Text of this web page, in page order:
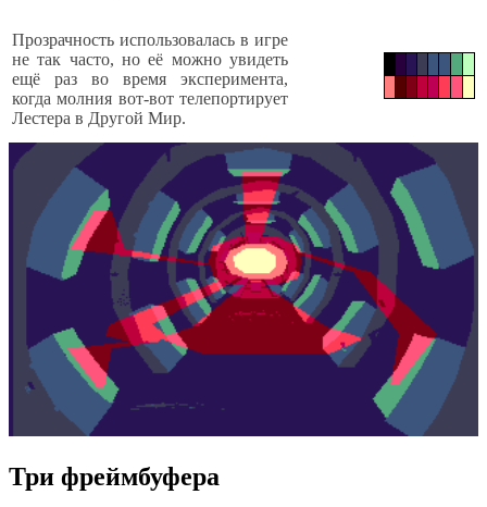
Прозрачность использовалась в игре
не так часто, но её можно увидеть
ещё раз во время эксперимента,
когда молния вот-вот телепортирует
Лестера в Другой Мир.
Три фреймбуфера